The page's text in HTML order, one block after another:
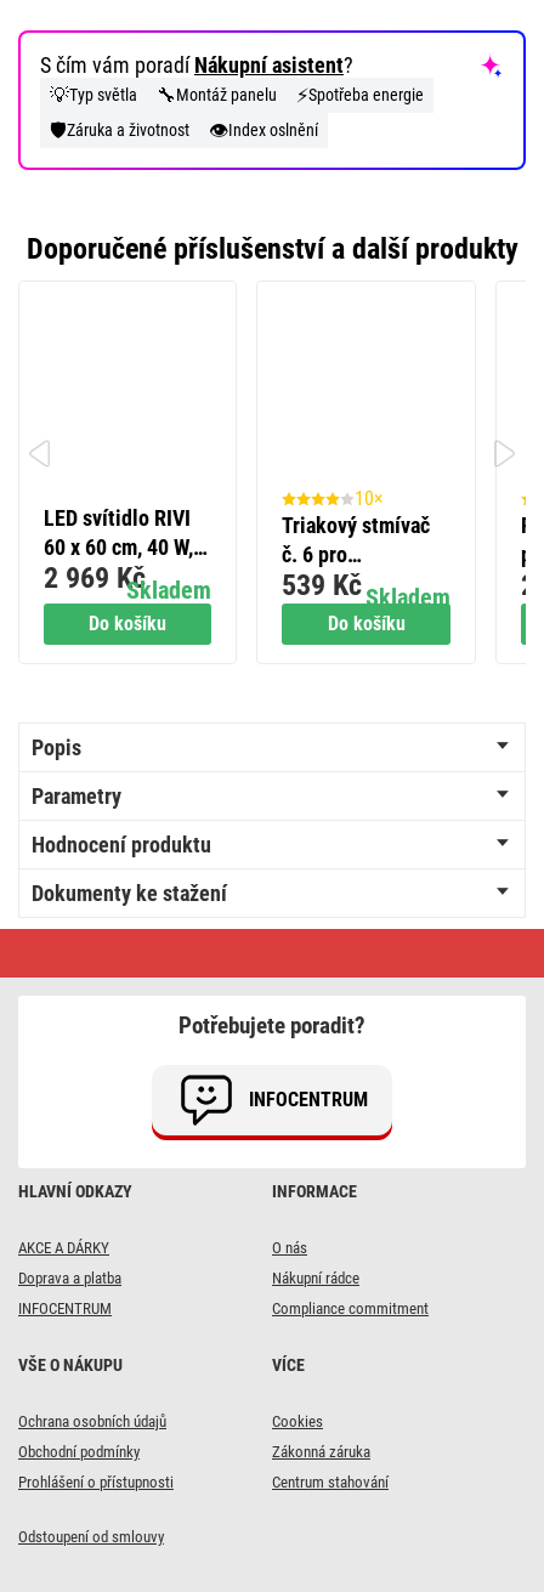
S čím vám poradíNákupní asistent?
💡Typ světla 🔧Montáž panelu ⚡Spotřeba energie
🛡️Záruka a životnost 👁️Index oslnění
Doporučené příslušenství a další produkty
Do košíku
LED svítidlo RIVI
60 x 60 cm, 40 W,
teplá-studená bílá,
stmívatelné s
ovladačem
Skladem
2 969 Kč
Do košíku
10×
Triakový stmívač
č. 6 pro
regulovatelné LED
žárovky
Skladem
539 Kč 2
Popis
Parametry
Hodnocení produktu
Dokumenty ke stažení
bílá,
IP21
HLAVNÍ ODKAZY
AKCE A DÁRKY
Doprava a platba
INFOCENTRUM
INFORMACE
O nás
Nákupní rádce
Compliance commitment
VŠE O NÁKUPU
Ochrana osobních údajů
Obchodní podmínky
Prohlášení o přístupnosti
VÍCE
Cookies
Zákonná záruka
Centrum stahování
Odstoupení od smlouvy
Potřebujete poradit?
INFOCENTRUM